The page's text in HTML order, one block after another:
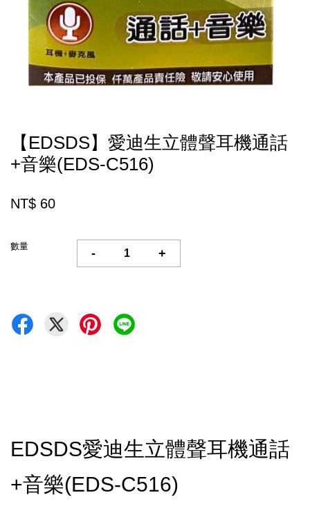
【EDSDS】愛迪生立體聲耳機通話
+音樂(EDS-C516)
NT$ 60
數量
- +
EDSDS愛迪生立體聲耳機通話
+音樂(EDS-C516)